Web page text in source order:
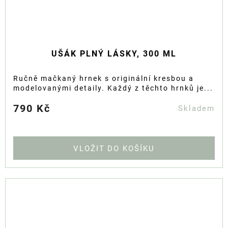
UŠÁK PLNÝ LÁSKY, 300 ML
790 Kč Skladem
DO KOŠÍKU
Ručně mačkaný hrnek s originální kresbou a
modelovanými detaily. Každý z těchto hrnků je...